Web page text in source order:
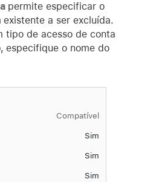
permite especificar o
existente a ser excluída.
tipo de acesso de conta
especifique o nome do
Compatível
Sim
Sim
Sim